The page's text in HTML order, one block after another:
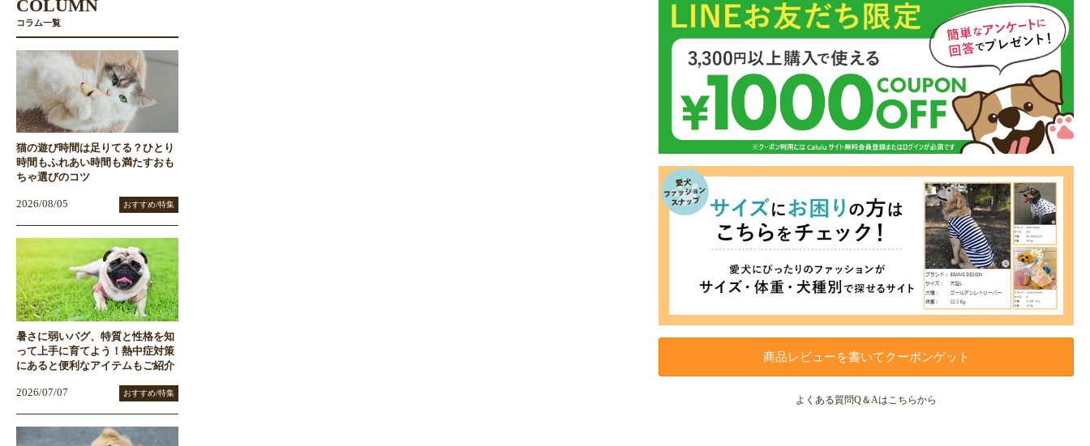
カートへ進む
商品レビューを書いてクーポンゲット
よくある質問Q＆Aはこちらから
COLUMN
コラム一覧
猫の遊び時間は足りてる？ひとり
時間もふれあい時間も満たすおも
ちゃ選びのコツ
2026/08/05 おすすめ/特集
暑さに弱いパグ、特質と性格を知
って上手に育てよう！熱中症対策
にあると便利なアイテムもご紹介
2026/07/07 おすすめ/特集